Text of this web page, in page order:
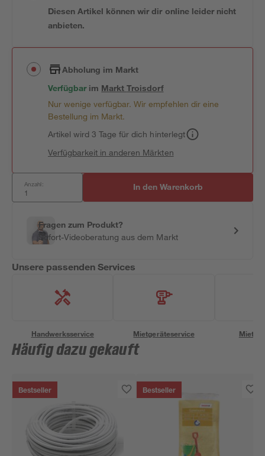
Diesen Artikel können wir dir online leider nicht
anbieten.
Abholung im Markt
Verfügbar im MarktTroisdorf
Nur wenige verfügbar. Wir empfehlen dir eine
Bestellung im Markt.
Artikel wird 3 Tage für dich hinterlegt
Verfügbarkeit in anderen Märkten
Anzahl: In den Warenkorb
Fragen zum Produkt?
Sofort-Videoberatung aus dem Markt
Unsere passenden Services
Handwerksservice Mietgeräteservice
Häufig dazu gekauft
Bestseller Bestseller